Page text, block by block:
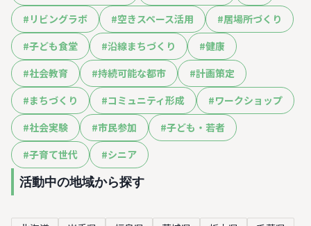
# リビングラボ #空きスペース活用 #居場所づくり
#子ども食堂 #沿線まちづくり #健康
#社会教育 #持続可能な都市 #計画策定
#まちづくり #コミュニティ形成 #ワークショップ
#社会実験 #市民参加 #子ども・若者
#子育て世代 #シニア
活動中の地域から探す